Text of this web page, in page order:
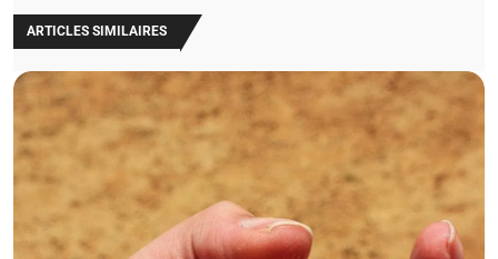
ARTICLES SIMILAIRES